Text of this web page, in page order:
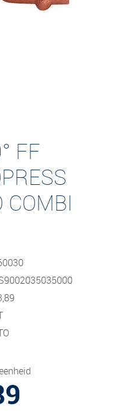
FF
COMBI